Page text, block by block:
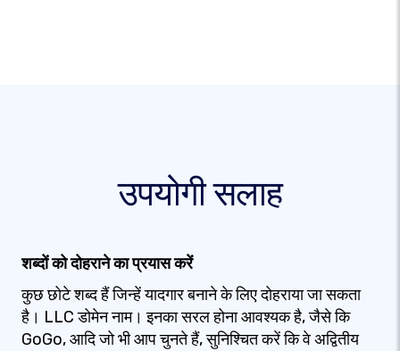
उपयोगी सलाह
शब्दों को दोहराने का प्रयास करें
कुछ छोटे शब्द हैं जिन्हें यादगार बनाने के लिए दोहराया जा सकता
है। LLC डोमेन नाम। इनका सरल होना आवश्यक है, जैसे कि
GoGo, आदि जो भी आप चुनते हैं, सुनिश्चित करें कि वे अद्वितीय